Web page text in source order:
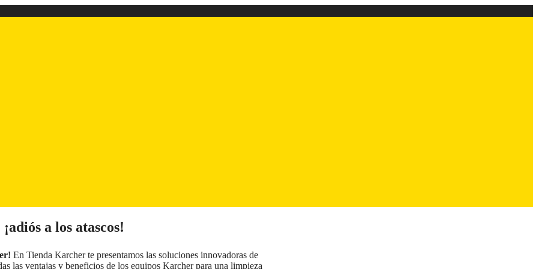
a los atascos!
En Tienda Karcher te presentamos las soluciones innovadoras de
las ventajas y beneficios de los equipos Karcher para una limpieza